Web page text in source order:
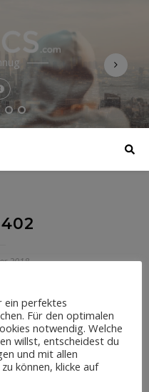
2018
ein perfektes
Für den optimalen
notwendig. Welche
willst, entscheidest du
und mit allen
können, klicke auf